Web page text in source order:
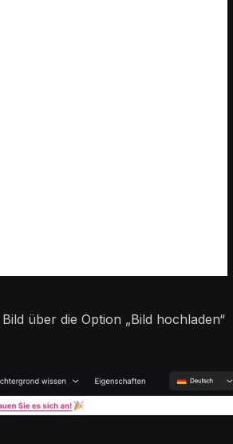
über die Option „Bild hochladen“